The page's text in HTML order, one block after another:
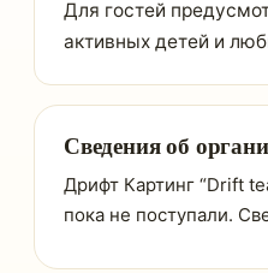
Для гостей
активных детей и
Сведения об
Дрифт Картинг “Drift
пока не поступали.